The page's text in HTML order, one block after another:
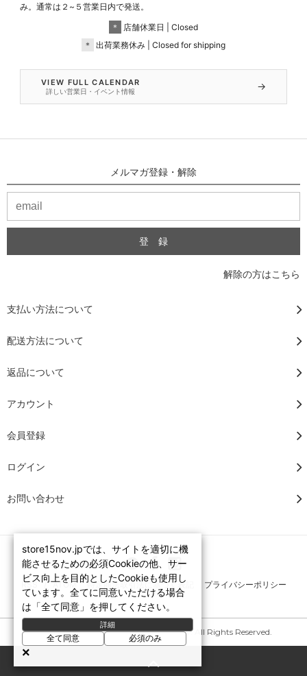
み。通常は２~５営業日内で発送。
＊
店舗休業日 | Closed
＊
出荷業務休み | Closed for shipping
VIEW FULL CALENDAR
詳しい営業日・イベント情報 →
メルマガ登録・解除
解除の方はこちら
支払い方法について
配送方法について
返品について
アカウント
会員登録
ログイン
お問い合わせ
RSS / ATOM 特定商法取引法に基づく表記 プライバシーポリシー
Copyright © 2007-2026 STORE15NOV. All Rights Reserved.
store15nov.jpでは、サイトを適切に機
能させるための必須Cookieの他、サー
ビス向上を目的としたCookieも使用し
ています。全てに同意いただける場合
は「全て同意」を押してください。
詳細
全て同意
必須のみ
×